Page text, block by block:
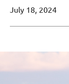
July 18, 2024